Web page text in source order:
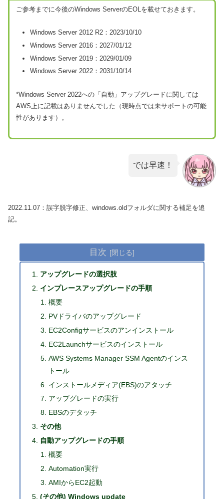
ご参考までに今後のWindows ServerのEOLを載せておきます。
Windows Server 2012 R2：2023/10/10
Windows Server 2016：2027/01/12
Windows Server 2019：2029/01/09
Windows Server 2022：2031/10/14
*Windows Server 2022への「自動」アップグレードに関しては
AWS上に記載はありませんでした（現時点では未サポートの可能
性があります）。
では早速！
2022.11.07：誤字脱字修正、windows.oldフォルダに関する補足を追
記。
目次
アップグレードの選択肢
インプレースアップグレードの手順
概要
PVドライバのアップグレード
EC2Configサービスのアンインストール
EC2Launchサービスのインストール
AWS Systems Manager SSM Agentのインス
トール
インストールメディア(EBS)のアタッチ
アップグレードの実行
EBSのデタッチ
その他
自動アップグレードの手順
概要
Automation実行
AMIからEC2起動
(その他) Windows update